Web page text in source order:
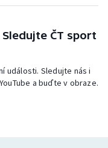
ČT sport
události. Sledujte nás i
a buďte v obraze.